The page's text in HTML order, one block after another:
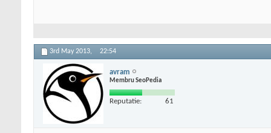
3rd May 2013, 22:54
avram
Membru SeoPedia
Reputatie: 61